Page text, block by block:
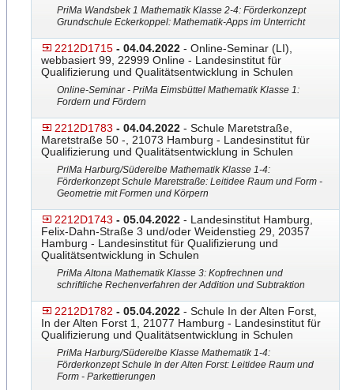
PriMa Wandsbek 1 Mathematik Klasse 2-4: Förderkonzept
Grundschule Eckerkoppel: Mathematik-Ap​ps im Unterricht
2212D1715 - 04.04.2022 - Online-Seminar (LI),
webbasiert 99, 22999 Online - Landesinstitut für
Qualifizierung und Qualitätsentwicklung in Schulen
Online-Seminar - PriMa Eimsbüttel Mathematik Klasse 1:
Fordern und Fördern
2212D1783 - 04.04.2022 - Schule Maretstraße,
Maretstraße 50 -, 21073 Hamburg - Landesinstitut für
Qualifizierung und Qualitätsentwicklung in Schulen
PriMa Harburg/Süderelbe Mathematik Klasse 1-4:
Förderkonzept Schule Maretstraße: Leitidee Raum und Form -
Geometrie mit Formen und Körpern
2212D1743 - 05.04.2022 - Landesinstitut Hamburg,
Felix-Dahn-Straße 3 und/oder Weidenstieg 29, 20357
Hamburg - Landesinstitut für Qualifizierung und
Qualitätsentwicklung in Schulen
PriMa Altona Mathematik Klasse 3: Kopfrechnen und
schriftliche Rechenverfahren der Addition und Subtraktion
2212D1782 - 05.04.2022 - Schule In der Alten Forst,
In der Alten Forst 1, 21077 Hamburg - Landesinstitut für
Qualifizierung und Qualitätsentwicklung in Schulen
PriMa Harburg/Süderelbe Klasse Mathematik 1-4:
Förderkonzept Schule In der Alten Forst: Leitidee Raum und
Form - Parkettierungen